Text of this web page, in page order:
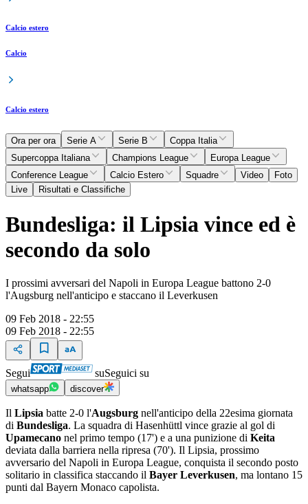
Calcio estero
Calcio
Calcio estero
Ora per ora Serie A Serie B
Coppa Italia
Supercoppa Italiana
Champions League
Europa League
Conference League
Calcio Estero Squadre Video
Foto
Live
Risultati e Classifiche
Bundesliga: il Lipsia vince ed è
secondo da solo
I prossimi avversari del Napoli in Europa League battono 2-0
l'Augsburg nell'anticipo e staccano il Leverkusen
09 Feb 2018 - 22:55
09 Feb 2018 - 22:55
Segui suSeguici su
whatsapp discover
Il Lipsia batte 2-0 l'Augsburg nell'anticipo della 22esima giornata
di Bundesliga. La squadra di Hasenhüttl vince grazie al gol di
Upamecano nel primo tempo (17') e a una punizione di Keita
deviata dalla barriera nella ripresa (70'). Il Lipsia, prossimo
avversario del Napoli in Europa League, conquista il secondo posto
solitario in classifica staccando il Bayer Leverkusen, ma lontano 15
punti dal Bayern Monaco capolista.